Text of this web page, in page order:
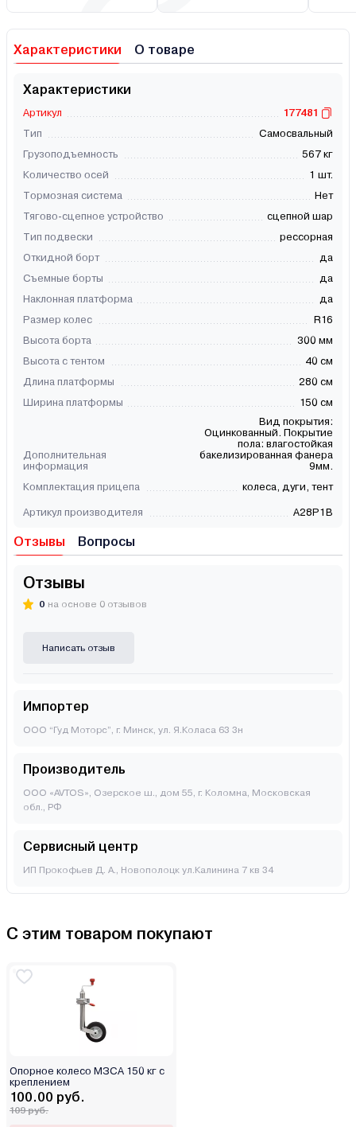
Характеристики О товаре
Характеристики
Артикул
177481
Тип
Самосвальный
Грузоподъемность
567 кг
Количество осей
1 шт.
Тормозная система
Нет
Тягово-сцепное устройство
сцепной шар
Тип подвески
рессорная
Откидной борт
да
Съемные борты
да
Наклонная платформа
да
Размер колес
R16
Высота борта
300 мм
Высота с тентом
40 см
Длина платформы
280 см
Ширина платформы
150 см
Дополнительная
информация
Вид покрытия:
Оцинкованный. Покрытие
пола: влагостойкая
бакелизированная фанера
9мм.
Комплектация прицепа
колеса, дуги, тент
Артикул производителя A28P1B
Отзывы Вопросы
Отзывы
0 на основе 0 отзывов
Написать отзыв
Импортер
ООО “Гуд Моторс”, г. Минск, ул. Я.Коласа 63 3н
Производитель
ООО «AVTOS», Озерское ш., дом 55, г. Коломна, Московская
обл., РФ
Сервисный центр
ИП Прокофьев Д. А., Новополоцк ул.Калинина 7 кв 34
С этим товаром покупают
Опорное колесо МЗСА 150 кг с
креплением
100.00 руб.
109 руб.